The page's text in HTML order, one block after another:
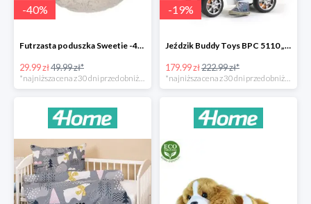
-40%
Futrzasta poduszka Sweetie -40%
29.99 zł49.99 zł*
*najniższa cena z 30 dni przed obniżką
-19%
Jeździk Buddy Toys BPC 5110 „Mercedes Benz SLS” -20%
179.99 zł222.99 zł*
*najniższa cena z 30 dni przed obniżką